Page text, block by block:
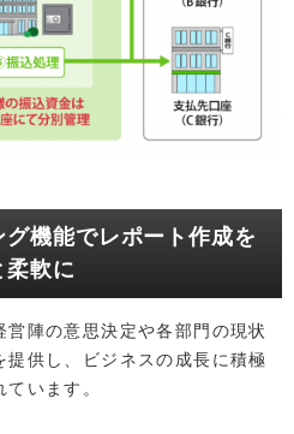
機能でレポート作成を
柔軟に
陣の意思決定や各部門の現状
供し、ビジネスの成長に積極
います。